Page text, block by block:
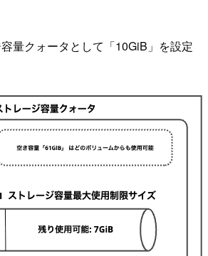
量クォータとして「10GiB」を設定